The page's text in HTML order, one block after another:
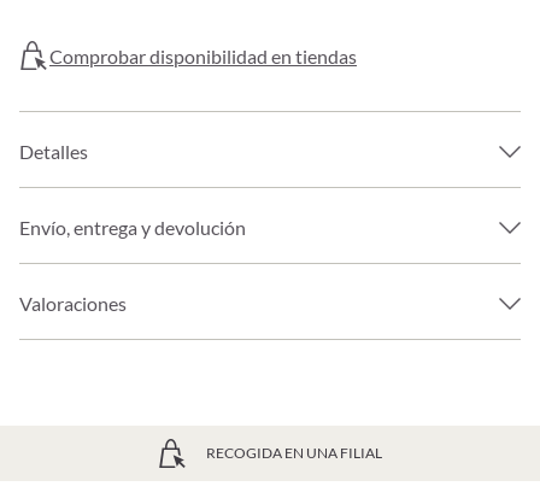
Comprobar disponibilidad en tiendas
Detalles
Envío, entrega y devolución
Valoraciones
ENVÍO GRATIS PARTIR DE 39€